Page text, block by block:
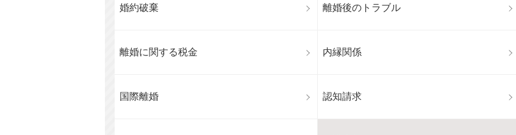
婚約破棄 離婚後のトラブル
離婚に関する税金 内縁関係
国際離婚 認知請求